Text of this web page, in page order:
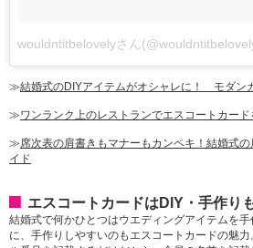
≫結婚式のDIYアイテムがオシャレに！ モダン
≫ワンランク上のレストランでエスコートカー
≫席次表の肩書きもマナーもカンペキ！結婚式
イド
エスコートカードはDIY・手作り
結婚式で何かひとつはウエディングアイテムを
に、手作りしやすいのもエスコートカードの魅